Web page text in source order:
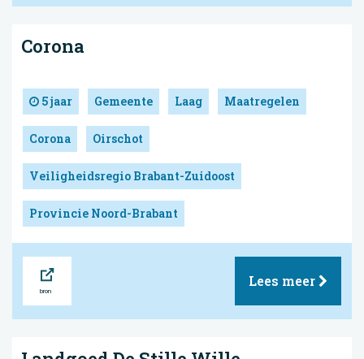
Corona
5 jaar Gemeente Laag Maatregelen
Corona Oirschot
Veiligheidsregio Brabant-Zuidoost
Provincie Noord-Brabant
Lees meer